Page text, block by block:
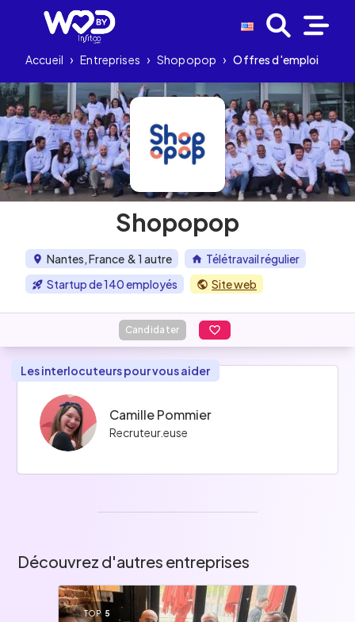
Accueil › Entreprises › Shopopop › Offres d'emploi
Shopopop
Nantes, France & 1 autre
Télétravail régulier
Startup de 140 employés
Site web
Candidater
Les interlocuteurs pour vous aider
Camille Pommier
Recruteur.euse
Découvrez d'autres entreprises
TOP 5